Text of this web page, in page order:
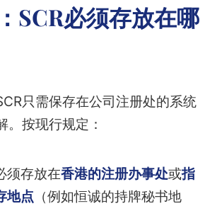
SCR必须存放在哪
只需保存在公司注册处的系统
按现行规定：
须存放在香港的注册办事处或指
地点 （例如恒诚的持牌秘书地